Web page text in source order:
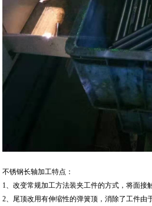
不锈钢长轴加工特点：
1、改变常规加工方法装夹工件的方式，将面接
2、尾顶改用有伸缩性的弹簧顶，消除了工件由